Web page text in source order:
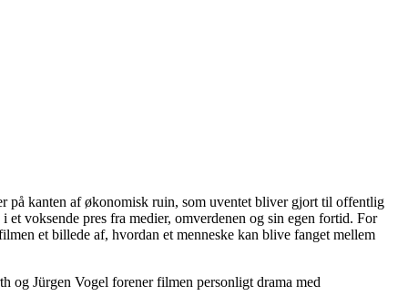
kanten af økonomisk ruin, som uventet bliver gjort til offentlig
voksende pres fra medier, omverdenen og sin egen fortid. For
et billede af, hvordan et menneske kan blive fanget mellem
og Jürgen Vogel forener filmen personligt drama med